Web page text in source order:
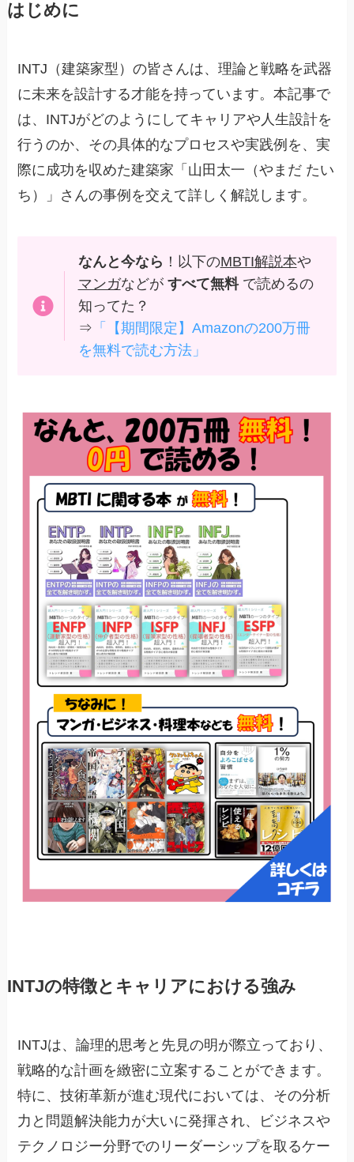
はじめに
INTJ（建築家型）の皆さんは、理論と戦略を武器
に未来を設計する才能を持っています。本記事で
は、INTJがどのようにしてキャリアや人生設計を
行うのか、その具体的なプロセスや実践例を、実
際に成功を収めた建築家「山田太一（やまだ たい
ち）」さんの事例を交えて詳しく解説します。
なんと今なら ！以下のMBTI解説本や
マンガなどが すべて無料で読めるの
知ってた？
⇒ 「【期間限定】Amazonの200万冊
を無料で読む方法」
INTJの特徴とキャリアにおける強み
INTJは、論理的思考と先見の明が際立っており、
戦略的な計画を緻密に立案することができます。
特に、技術革新が進む現代においては、その分析
力と問題解決能力が大いに発揮され、ビジネスや
テクノロジー分野でのリーダーシップを取るケー